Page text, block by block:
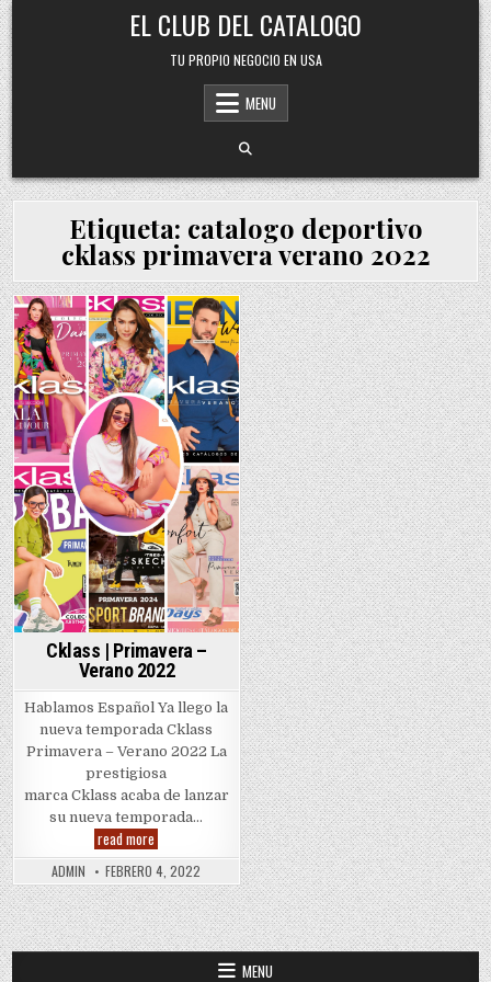
Skip
to
content
EL CLUB DEL CATALOGO
TU PROPIO NEGOCIO EN USA
MENU
Etiqueta: catalogo deportivo
cklass primavera verano 2022
Posted
in
Cklass | Primavera –
Verano 2022
Hablamos Español Ya llego la
nueva temporada Cklass
Primavera – Verano 2022 La
prestigiosa
marca Cklass acaba de lanzar
su nueva temporada…
read more
|
Primavera
–
Verano
2022
ADMIN FEBRERO 4, 2022
MENU